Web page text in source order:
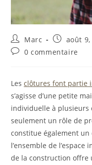
Marc août 9,
0 commentaire
Lesclôtures font partie
s’agisse d’une petite
individuelle à plusieurs
seulement un rôle de
constitue également
l’ensemble de
de la construction offre